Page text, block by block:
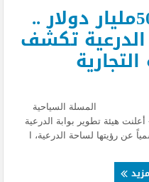
بكلفة استثمارية 50مليار دولار ..
الدرعية تكشف
السياحية
هيئة تطوير بوابة الدرعية
عن رؤيتها لساحة الدرعية، ا